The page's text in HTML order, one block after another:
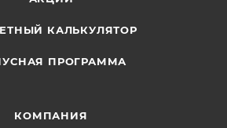
КАЛЬКУЛЯТОР
ПРОГРАММА
КОМПАНИЯ